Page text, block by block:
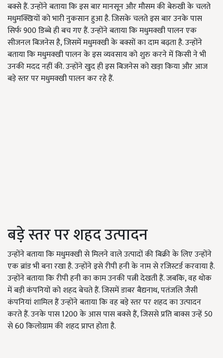
बक्से हैं. उन्होंने बताया कि इस बार मानसून और मौसम की बेरुखी के चलते
मधुमक्खियों को भारी नुकसान हुआ है. जिसके चलते इस बार उनके पास
सिर्फ 900 डिब्बे ही बच गए हैं. उन्होंने बताया कि मधुमक्खी पालन एक
सीजनल बिजनेस है, जिसमें मधुमक्खी के बक्सों का दाम बढ़ता है. उन्होंने
बताया कि मधुमक्खी पालन के इस व्यवसाय को शुरु करने में किसी ने भी
उनकी मदद नहीं की. उन्होंने खुद ही इस बिजनेस को खड़ा किया और आज
बड़े स्तर पर मधुमक्खी पालन कर रहे हैं.
बड़े स्तर पर शहद उत्पादन
उन्होंने बताया कि मधुमक्खी से मिलने वाले उत्पादों की बिक्री के लिए उन्होंने
एक ब्रांड भी बना रखा है. उन्होंने इसे रीपी हनी के नाम से रजिस्टर्ड करवाया है.
उन्होंने बताया कि रीपी हनी का काम उनकी पत्नी देखती हैं. जबकि, वह थोक
में बड़ी कंपनियों को शहद बेचते हैं. जिसमें डाबर बैद्यनाथ, पतंजलि जैसी
कंपनियां शामिल हैं उन्होंने बताया कि वह बड़े स्तर पर शहद का उत्पादन
करते हैं. उनके पास 1200 के आस पास बक्से हैं, जिससे प्रति बाक्स उन्हें 50
से 60 किलोग्राम की शहद प्राप्त होता है.